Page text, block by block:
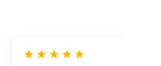
★★★★★